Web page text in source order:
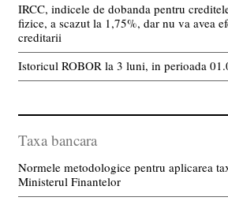
IRCC, indicele de dobanda pentru
fizice, a scazut la 1,75%, dar nu va avea
creditarii
Istoricul ROBOR la 3 luni, in perioada
Taxa bancara
Normele metodologice pentru aplicarea
Ministerul Finantelor